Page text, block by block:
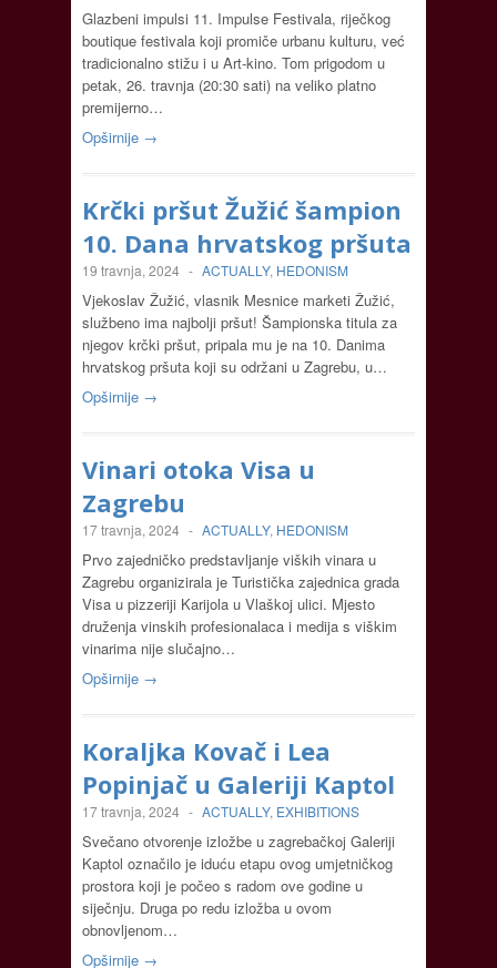
Glazbeni impulsi 11. Impulse Festivala, riječkog
boutique festivala koji promiče urbanu kulturu, već
tradicionalno stižu i u Art-kino. Tom prigodom u
petak, 26. travnja (20:30 sati) na veliko platno
premijerno…
Opširnije →
Krčki pršut Žužić šampion
10. Dana hrvatskog pršuta
19 travnja, 2024 - ACTUALLY, HEDONISM
Vjekoslav Žužić, vlasnik Mesnice marketi Žužić,
službeno ima najbolji pršut! Šampionska titula za
njegov krčki pršut, pripala mu je na 10. Danima
hrvatskog pršuta koji su održani u Zagrebu, u…
Opširnije →
Vinari otoka Visa u
Zagrebu
17 travnja, 2024 - ACTUALLY, HEDONISM
Prvo zajedničko predstavljanje viških vinara u
Zagrebu organizirala je Turistička zajednica grada
Visa u pizzeriji Karijola u Vlaškoj ulici. Mjesto
druženja vinskih profesionalaca i medija s viškim
vinarima nije slučajno…
Opširnije →
Koraljka Kovač i Lea
Popinjač u Galeriji Kaptol
17 travnja, 2024 - ACTUALLY, EXHIBITIONS
Svečano otvorenje izložbe u zagrebačkoj Galeriji
Kaptol označilo je iduću etapu ovog umjetničkog
prostora koji je počeo s radom ove godine u
siječnju. Druga po redu izložba u ovom
obnovljenom…
Opširnije →